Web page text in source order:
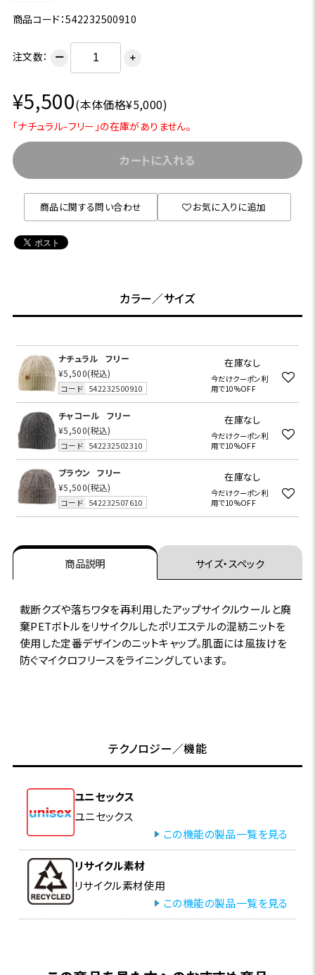
商品コード：542232500910
注文数： ー ＋
¥5,500(本体価格¥5,000)
「ナチュラル-フリー」の在庫がありません。
カートに入れる
商品に関する問い合わせ お気に入りに追加
カラー／サイズ
ナチュラル
フリー
¥5,500(税込)
コード 542232500910
在庫なし
今だけクーポン利
用で10%OFF
チャコール
フリー
¥5,500(税込)
コード 542232502310
在庫なし
今だけクーポン利
用で10%OFF
ブラウン
フリー
¥5,500(税込)
コード 542232507610
在庫なし
今だけクーポン利
用で10%OFF
商品説明 サイズ・スペック
裁断クズや落ちワタを再利用したアップサイクルウールと廃
棄PETボトルをリサイクルしたポリエステルの混紡ニットを
使用した定番デザインのニットキャップ。肌面には風抜けを
防ぐマイクロフリースをライニングしています。
テクノロジー／機能
ユニセックス
ユニセックス
この機能の製品一覧を見る
リサイクル素材
リサイクル素材使用
この機能の製品一覧を見る